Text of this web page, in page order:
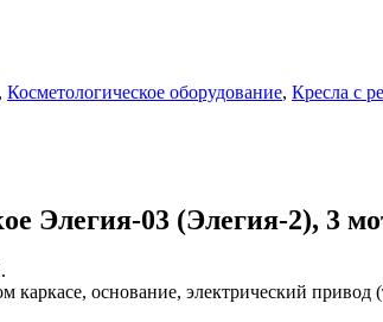
, Косметологическое оборудование, Кресла с
Элегия-03 (Элегия-2), 3
каркасе, основание, электрический привод